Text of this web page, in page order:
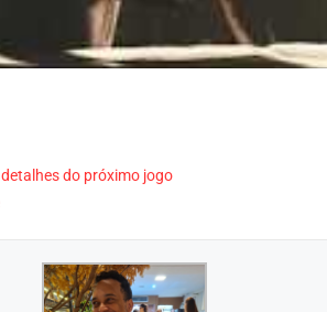
do próximo jogo